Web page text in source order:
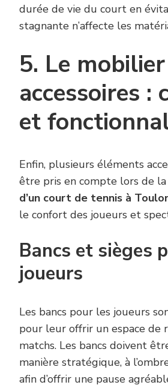
durée de vie du court en
stagnante n’affecte les
5. Le
accessoires :
et
Enfin, plusieurs éléments
être pris en compte lors de la
d’un court de tennis à
le confort des joueurs et
Bancs et sièges
joueurs
Les bancs pour les joueurs
pour leur offrir un espace de
matchs. Les bancs doivent
manière stratégique, à
afin d’offrir une pause